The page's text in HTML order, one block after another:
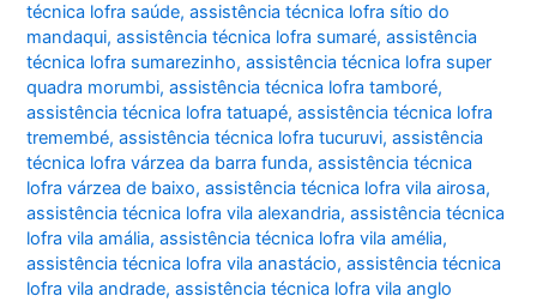
técnica lofra saúde,assistência técnica lofra sítio do
mandaqui,assistência técnica lofra sumaré,assistência
técnica lofra sumarezinho,assistência técnica lofra super
quadra morumbi,assistência técnica lofra tamboré,
assistência técnica lofra tatuapé,assistência técnica lofra
tremembé,assistência técnica lofra tucuruvi,assistência
técnica lofra várzea da barra funda,assistência técnica
lofra várzea de baixo,assistência técnica lofra vila airosa,
assistência técnica lofra vila alexandria,assistência técnica
lofra vila amália,assistência técnica lofra vila amélia,
assistência técnica lofra vila anastácio,assistência técnica
lofra vila andrade,assistência técnica lofra vila anglo